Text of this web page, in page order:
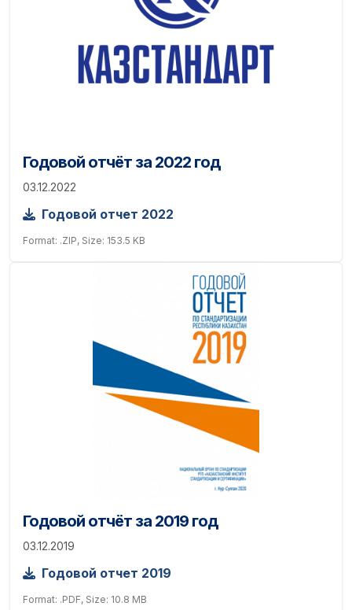
Годовой отчёт за 2022 год
03.12.2022
Годовой отчет 2022
Format: .ZIP, Size: 153.5 KB
Годовой отчёт за 2019 год
03.12.2019
Годовой отчет 2019
Format: .PDF, Size: 10.8 MB